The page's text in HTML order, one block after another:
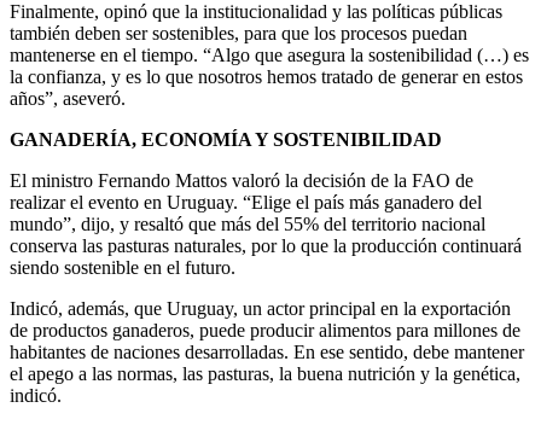
Finalmente, opinó que la institucionalidad y las políticas públicas
también deben ser sostenibles, para que los procesos puedan
mantenerse en el tiempo. “Algo que asegura la sostenibilidad (…) es
la confianza, y es lo que nosotros hemos tratado de generar en estos
años”, aseveró.
GANADERÍA, ECONOMÍA Y SOSTENIBILIDAD
El ministro Fernando Mattos valoró la decisión de la FAO de
realizar el evento en Uruguay. “Elige el país más ganadero del
mundo”, dijo, y resaltó que más del 55% del territorio nacional
conserva las pasturas naturales, por lo que la producción continuará
siendo sostenible en el futuro.
Indicó, además, que Uruguay, un actor principal en la exportación
de productos ganaderos, puede producir alimentos para millones de
habitantes de naciones desarrolladas. En ese sentido, debe mantener
el apego a las normas, las pasturas, la buena nutrición y la genética,
indicó.